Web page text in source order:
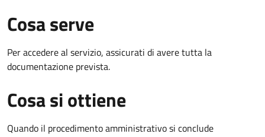
Cosa serve
Per accedere al servizio, assicurati di avere tutta la
documentazione prevista.
Cosa si ottiene
Quando il procedimento amministrativo si conclude